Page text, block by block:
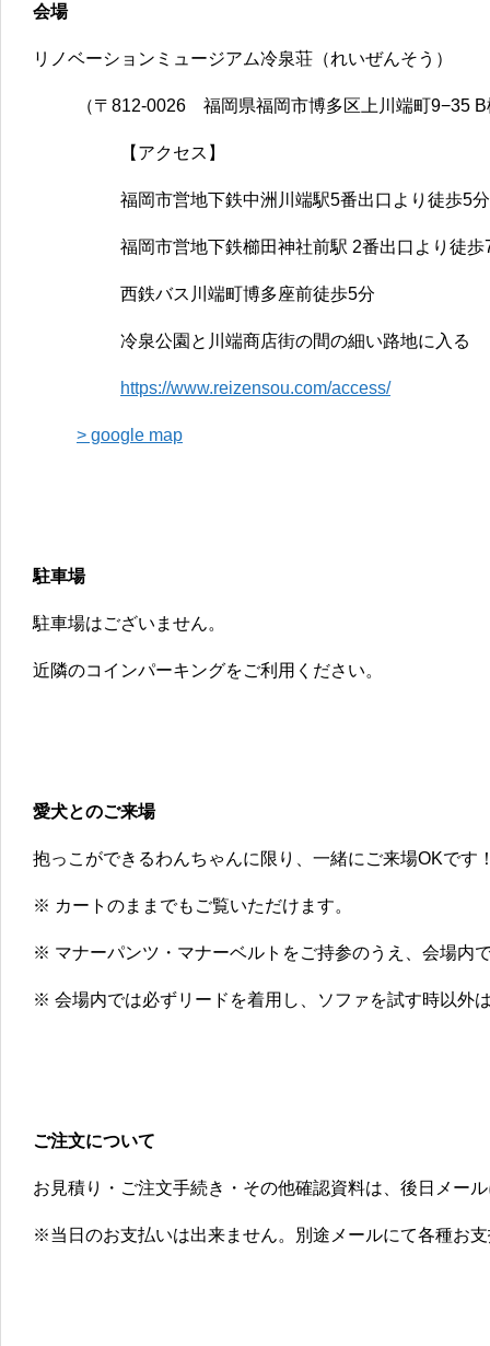
会場
リノベーションミュージアム冷泉荘（れいぜんそう）
（〒812-0026 福岡県福岡市博多区上川端町9−35
【アクセス】
福岡市営地下鉄中洲川端駅5番出口より徒歩5分
福岡市営地下鉄櫛田神社前駅 2番出口より徒歩
西鉄バス川端町博多座前徒歩5分
冷泉公園と川端商店街の間の細い路地に入る
https://www.reizensou.com/access/
> google map
駐車場
駐車場はございません。
近隣のコインパーキングをご利用ください。
愛犬とのご来場
抱っこができるわんちゃんに限り、一緒にご来場OKです
※ カートのままでもご覧いただけます。
※ マナーパンツ・マナーベルトをご持参のうえ、会場内
※ 会場内では必ずリードを着用し、ソファを試す時以外
ご注文について
お見積り・ご注文手続き・その他確認資料は、後日メー
※当日のお支払いは出来ません。別途メールにて各種お